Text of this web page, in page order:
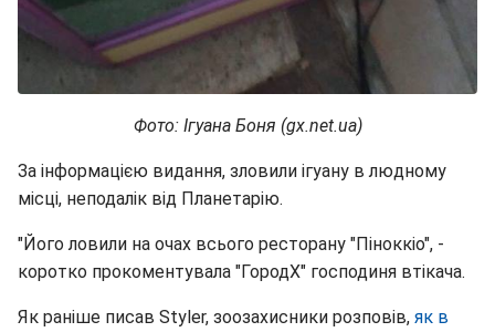
Фото: Ігуана Боня (gx.net.ua)
За інформацією видання, зловили ігуану в людному
місці, неподалік від Планетарію.
"Його ловили на очах всього ресторану "Піноккіо", -
коротко прокоментувала "ГородХ" господиня втікача.
Як раніше писав Styler, зоозахисники розповів, як в